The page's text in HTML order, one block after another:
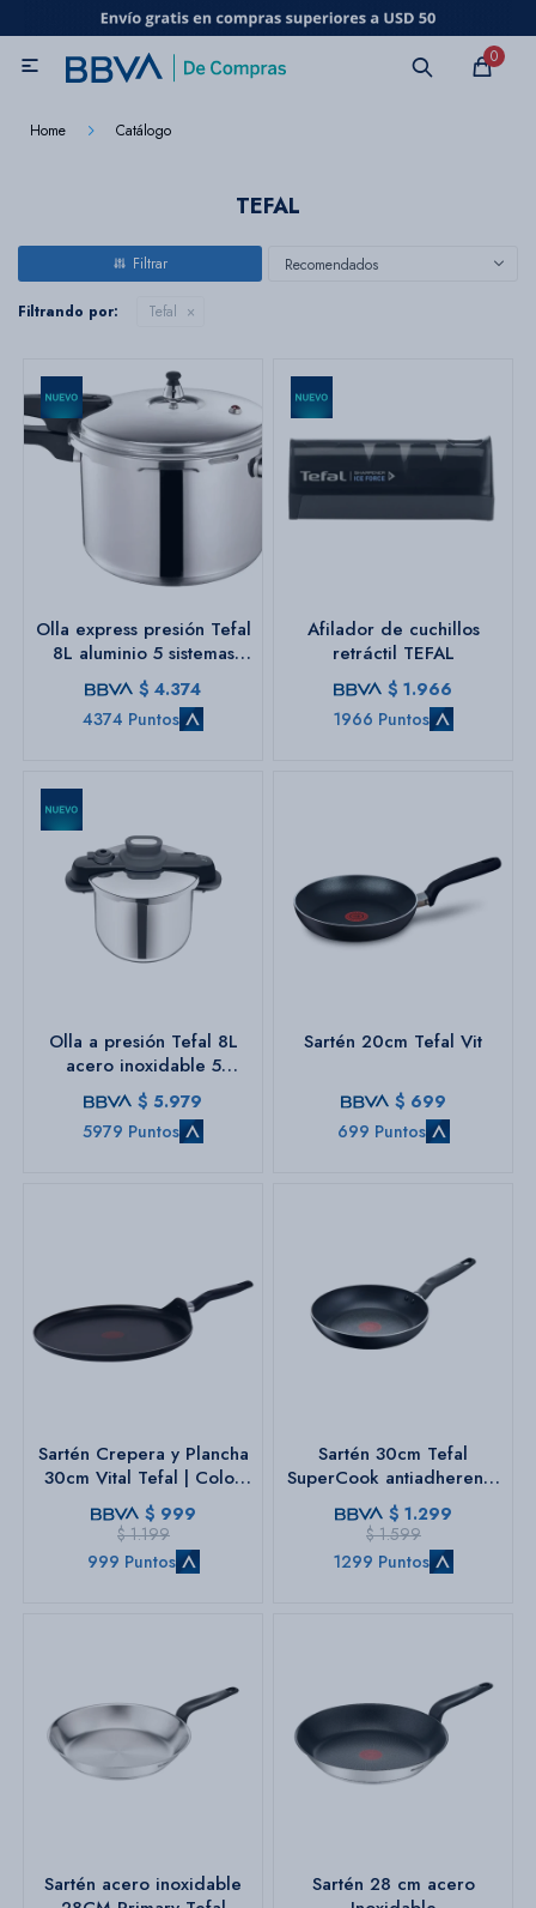
0

Home Catálogo
TEFAL
Recomendados
Filtrando por: Tefal
Olla express presión Tefal
8L aluminio 5 sistemas
seguridad c/tapa
$ 4.374
4374 Puntos
Afilador de cuchillos
retráctil TEFAL
$ 1.966
1966 Puntos
Olla a presión Tefal 8L
acero inoxidable 5
sistemas de seguridad
compatible inducción
$ 5.979
5979 Puntos
Sartén 20cm Tefal Vit
$ 699
699 Puntos
Sartén Crepera y Plancha
30cm Vital Tefal | Color
negro.
$ 999
$ 1.199
999 Puntos
Sartén 30cm Tefal
SuperCook antiadherente
| Color negro.
$ 1.299
$ 1.599
1299 Puntos
Sartén acero inoxidable
Sartén 28 cm acero
MI CUENTA
Electrodomésticos
Audio
Tecnología
Bazar
Herramientas